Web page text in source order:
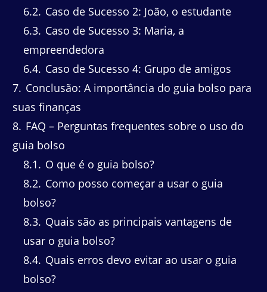
6.2 Caso de Sucesso 2: João, o estudante
6.3 Caso de Sucesso 3: Maria, a
empreendedora
6.4 Caso de Sucesso 4: Grupo de amigos
7 Conclusão: A importância do guia bolso para
suas finanças
8 FAQ – Perguntas frequentes sobre o uso do
guia bolso
8.1
O que é o guia bolso?
8.2 Como posso começar a usar o guia
bolso?
8.3 Quais são as principais vantagens de
usar o guia bolso?
8.4 Quais erros devo evitar ao usar o guia
bolso?